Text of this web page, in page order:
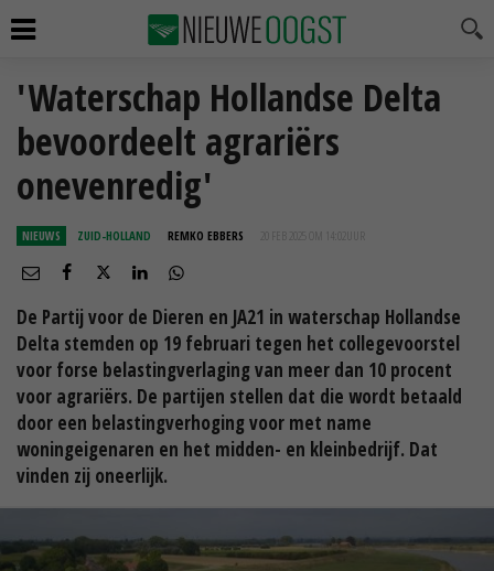
'Waterschap Hollandse Delta
bevoordeelt agrariërs
onevenredig'
NIEUWS ZUID-HOLLAND REMKO EBBERS 20 FEB 2025 OM 14:02
De Partij voor de Dieren en JA21 in waterschap Hollandse
Delta stemden op 19 februari tegen het collegevoorstel
voor forse belastingverlaging van meer dan 10 procent
voor agrariërs. De partijen stellen dat die wordt betaald
door een belastingverhoging voor met name
woningeigenaren en het midden- en kleinbedrijf. Dat
vinden zij oneerlijk.